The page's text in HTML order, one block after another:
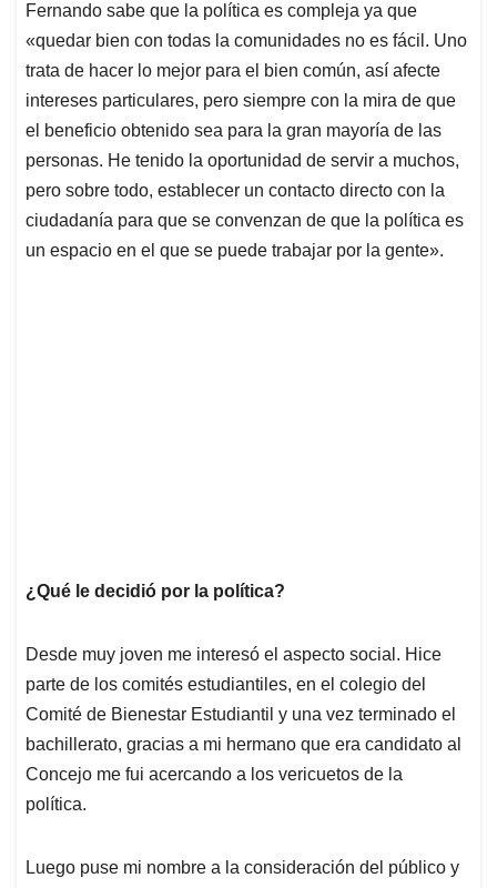
Fernando sabe que la política es compleja ya que
«quedar bien con todas la comunidades no es fácil. Uno
trata de hacer lo mejor para el bien común, así afecte
intereses particulares, pero siempre con la mira de que
el beneficio obtenido sea para la gran mayoría de las
personas. He tenido la oportunidad de servir a muchos,
pero sobre todo, establecer un contacto directo con la
ciudadanía para que se convenzan de que la política es
un espacio en el que se puede trabajar por la gente».
¿Qué le decidió por la política?
Desde muy joven me interesó el aspecto social. Hice
parte de los comités estudiantiles, en el colegio del
Comité de Bienestar Estudiantil y una vez terminado el
bachillerato, gracias a mi hermano que era candidato al
Concejo me fui acercando a los vericuetos de la
política.
Luego puse mi nombre a la consideración del público y